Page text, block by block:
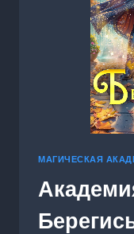
МАГИЧЕСКАЯ